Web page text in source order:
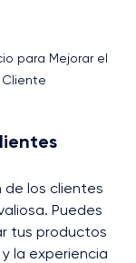
para Mejorar el
de los clientes
Puedes
tus productos
la experiencia